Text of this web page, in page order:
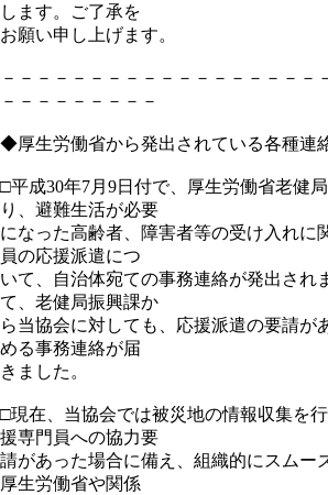
します。ご了承を
お願い申し上げます。
－－－－－－－－－－－－－－－－－－
－－－－－－－－－
◆厚生労働省から発出されている各種連
□平成30年7月9日付で、厚生労働省老健
り、避難生活が必要
になった高齢者、障害者等の受け入れに
員の応援派遣につ
いて、自治体宛ての事務連絡が発出され
て、老健局振興課か
ら当協会に対しても、応援派遣の要請が
める事務連絡が届
きました。
□現在、当協会では被災地の情報収集を
援専門員への協力要
請があった場合に備え、組織的にスムー
厚生労働省や関係